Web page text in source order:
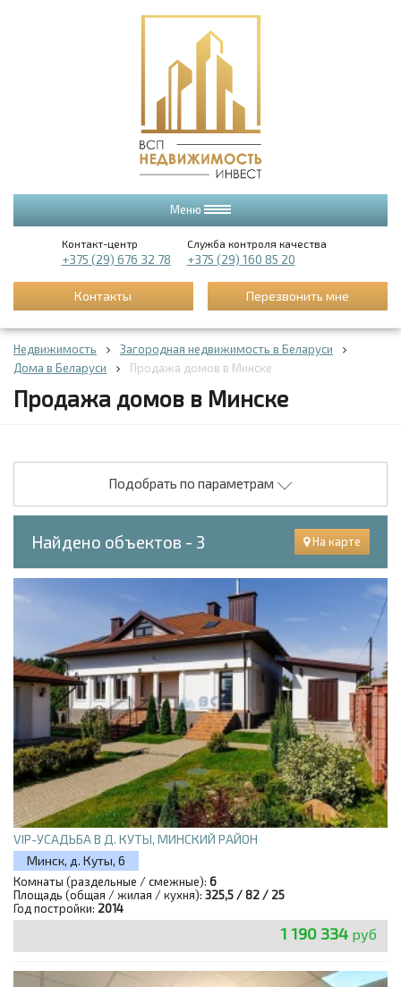
Меню
Контакт-центр
+375 (29) 676 32 78
Служба контроля качества
+375 (29) 160 85 20
Контакты Перезвонить мне
Недвижимость
Загородная недвижимость в Беларуси
Дома в Беларуси
Продажа домов в Минске
Продажа домов в Минске
Подобрать по параметрам
Найдено объектов - 3 На карте
VIP-УСАДЬБА В Д. КУТЫ, МИНСКИЙ РАЙОН
Минск, д. Куты, 6
Комнаты (раздельные / смежные): 6
Площадь (общая / жилая / кухня): 325,5 / 82 / 25
Год постройки: 2014
1 190 334 руб